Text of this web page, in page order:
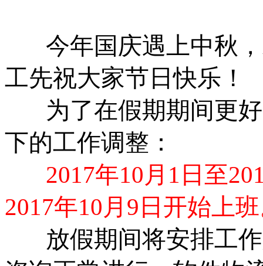
今年国庆遇上中秋，
工先祝大家节日快乐！
为了在假期期间更好
下的工作调整：
2017年10月1日至
2017年10月9日开始上
放假期间将安排工作